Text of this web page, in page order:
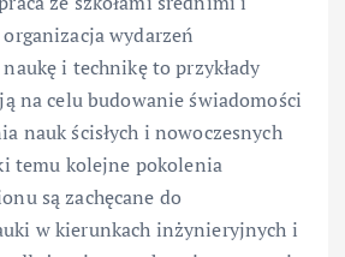
wydarzeń
i technikę to przykłady
na celu budowanie świadomości
nauk ścisłych i nowoczesnych
temu kolejne pokolenia
są zachęcane do
w kierunkach inżynieryjnych i